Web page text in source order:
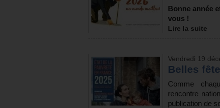
Bonne année
vous !
Lire la suite
Vendredi 19
Belles
Comme
rencontre
publication de